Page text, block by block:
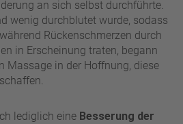
an sich selbst durchführte.
wenig durchblutet wurde, sodass
Rückenschmerzen durch
in Erscheinung traten, begann
Massage in der Hoffnung, diese
lediglich eine Besserung der